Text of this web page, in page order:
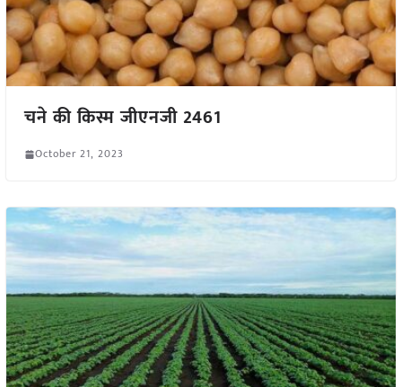
चने की किस्म जीएनजी 2461
October 21, 2023